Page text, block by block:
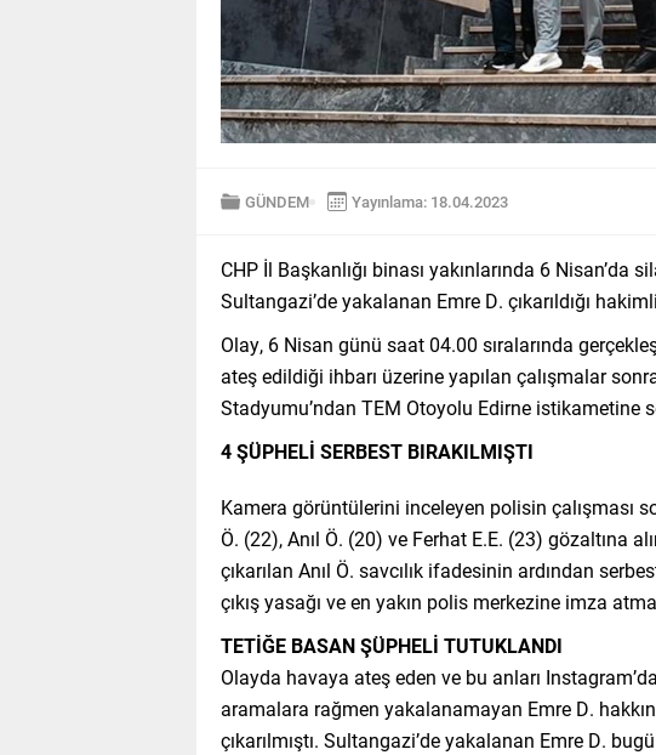
GÜNDEM Yayınlama: 18.04.2023
CHP İl Başkanlığı binası yakınlarında 6
Sultangazi’de yakalanan Emre D. çıkarıldığı
Olay, 6 Nisan günü saat 04.00 sıralarında
ateş edildiği ihbarı üzerine yapılan çalışmalar
Stadyumu’ndan TEM Otoyolu Edirne
4 ŞÜPHELİ SERBEST BIRAKILMIŞTI
Kamera görüntülerini inceleyen polisin çalışması
Ö. (22), Anıl Ö. (20) ve Ferhat E.E. (23) gözaltına
çıkarılan Anıl Ö. savcılık ifadesinin ardından
çıkış yasağı ve en yakın polis merkezine imza
TETİĞE BASAN ŞÜPHELİ TUTUKLANDI
Olayda havaya ateş eden ve bu anları
aramalara rağmen yakalanamayan Emre D.
çıkarılmıştı. Sultangazi’de yakalanan Emre D.